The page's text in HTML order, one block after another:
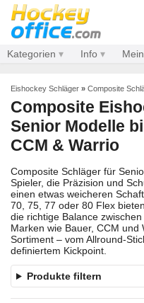
Kategorien Info
Eishockey Schläger » Composite
Composite
Senior Modelle
CCM & Warrio
Composite Schläger für
Spieler, die Präzision und
einen etwas weicheren
70, 75, 77 oder 80 Flex
die richtige Balance
Marken wie Bauer, CCM
Sortiment – vom Allround-
definiertem Kickpoint.
Produkte filtern